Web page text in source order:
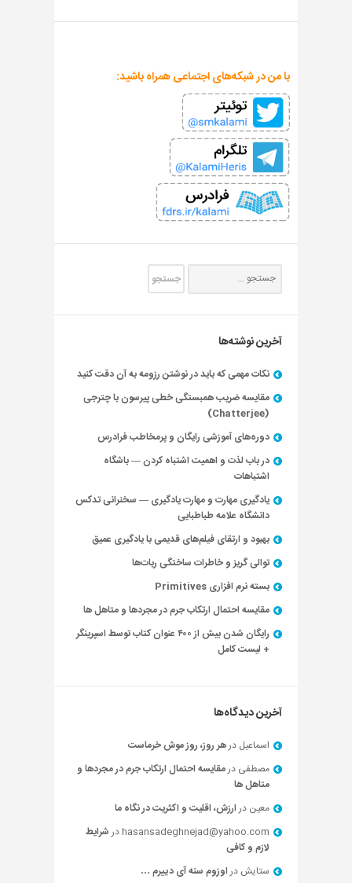
با من در شبکه‌های اجتماعی همراه باشید:
آخرین نوشته‌ها
نکات مهمی که باید در نوشتن رزومه به آن دقت کنید
مقایسه ضریب همبستگی خطی پیرسون با چترجی
(Chatterjee)
دوره‌های آموزشی رایگان و پرمخاطب فرادرس
در باب لذت و اهمیت اشتباه کردن — باشگاه
اشتباهات
یادگیری مهارت و مهارت یادگیری — سخنرانی تدکس
دانشگاه علامه طباطبایی
بهبود و ارتقای فیلم‌های قدیمی با یادگیری عمیق
توالی گریز و خاطرات ساختگی ربات‌ها
بسته نرم افزاری Primitives
مقایسه احتمال ارتکاب جرم در مجردها و متاهل ها
رایگان شدن بیش از ۴۰۰ عنوان کتاب توسط اسپرینگر
+ لیست کامل
آخرین دیدگاه‌ها
اسماعیل درهر روز، روز موش خرماست
مصطفی درمقایسه احتمال ارتکاب جرم در مجردها و
متاهل ها
معین درارزش، اقلیت و اکثریت در نگاه ما
hasansadeghnejad@yahoo.com درشرایط
لازم و کافی
ستایش دراوزوم سنه آی دییرم …